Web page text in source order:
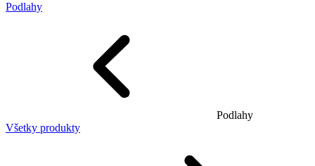
Podlahy
Podlahy
Všetky produkty